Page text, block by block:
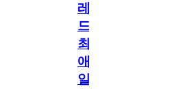
레
드]
최
애
일